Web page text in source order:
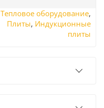
Тепловое оборудование,
Плиты, Индукционные
плиты